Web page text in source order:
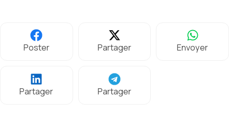
Poster Partager Envoyer
Partager Partager